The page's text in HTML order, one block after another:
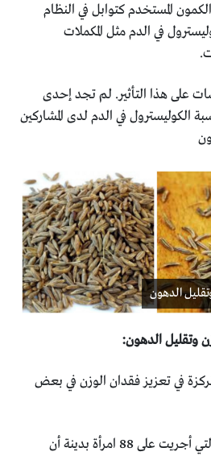
المستخدم كتوابل في النظام
في الدم مثل المكملات
على هذا التأثير. لم تجد إحدى
الكوليسترول في الدم لدى ‏المشاركين
الدهون
في تعزيز فقدان الوزن في بعض
ووجدت إحدى الدراسات التي أجريت على 88 امرأة بدينة أن